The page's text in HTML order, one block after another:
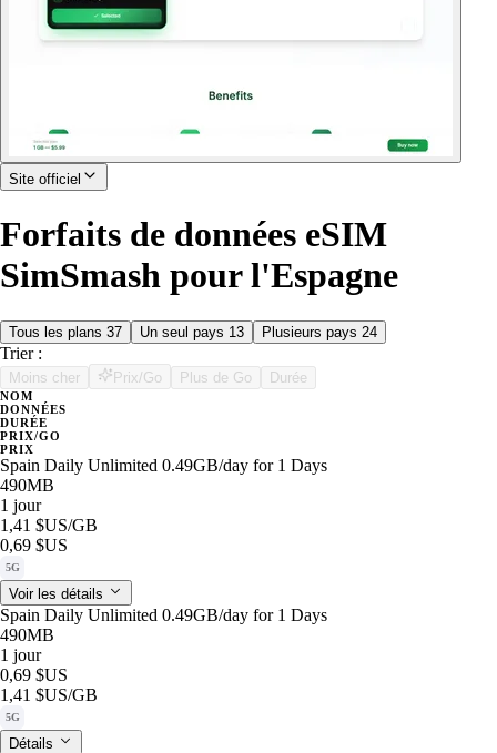
Site officiel
Forfaits de données eSIM
SimSmash pour l'Espagne
Tous les plans 37 Un seul pays 13 Plusieurs pays 24
Trier :
Moins cher Prix/Go Plus de Go Durée
NOM
DONNÉES
DURÉE
PRIX/GO
PRIX
Spain Daily Unlimited 0.49GB/day for 1 Days
490MB
1 jour
1,41 $US/GB
0,69 $US
5G
Voir les détails
Spain Daily Unlimited 0.49GB/day for 1 Days
490MB
1 jour
0,69 $US
1,41 $US/GB
5G
Détails